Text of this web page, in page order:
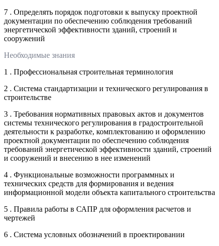
7 . Определять порядок подготовки к выпуску проектной
документации по обеспечению соблюдения требований
энергетической эффективности зданий, строений и
сооружений
Необходимые знания
1 . Профессиональная строительная терминология
2 . Система стандартизации и технического регулирования в
строительстве
3 . Требования нормативных правовых актов и документов
системы технического регулирования в градостроительной
деятельности к разработке, комплектованию и оформлению
проектной документации по обеспечению соблюдения
требований энергетической эффективности зданий, строений
и сооружений и внесению в нее изменений
4 . Функциональные возможности программных и
технических средств для формирования и ведения
информационной модели объекта капитального строительства
5 . Правила работы в САПР для оформления расчетов и
чертежей
6 . Система условных обозначений в проектировании